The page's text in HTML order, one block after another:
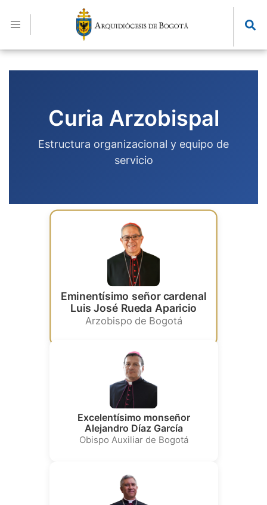
contenido
principal
Curia Arzobispal
Estructura organizacional y equipo de
servicio
Eminentísimo señor cardenal
Luis José Rueda Aparicio
Arzobispo de Bogotá
Excelentísimo monseñor
Alejandro Díaz García
Obispo Auxiliar de Bogotá